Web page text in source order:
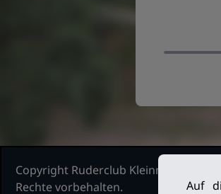
Copyright Ruderclub Kleinmachnow
Rechte vorbehalten.
Auf